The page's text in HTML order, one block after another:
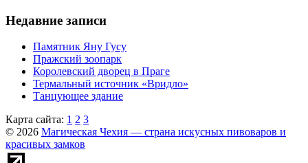
Недавние записи
Памятник Яну Гусу
Пражский зоопарк
Королевский дворец в Праге
Термальный источник «Вридло»
Танцующее здание
Карта сайта: 1 2 3
© 2026 Магическая Чехия — страна искусных пивоваров и
красивых замков